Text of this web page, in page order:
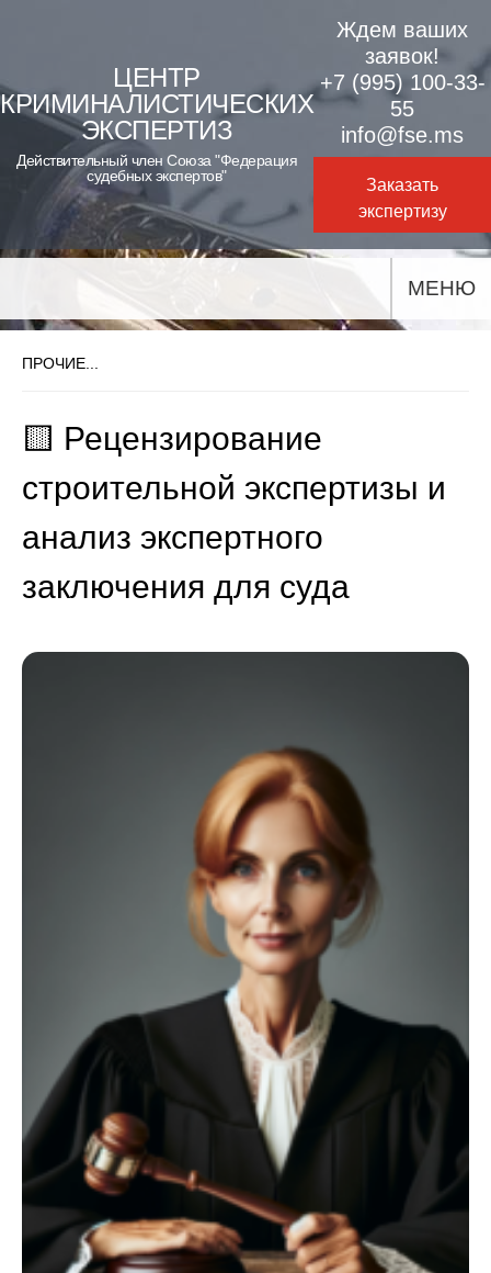
content
ЦЕНТР
КРИМИНАЛИСТИЧЕСКИХ
ЭКСПЕРТИЗ
Действительный член Союза "Федерация
судебных экспертов"
Ждем ваших
заявок!
+7 (995) 100-33-
55
info@fse.ms
Заказать
экспертизу
МЕНЮ
ПРОЧИЕ...
🟨 Рецензирование
строительной экспертизы и
анализ экспертного
заключения для суда